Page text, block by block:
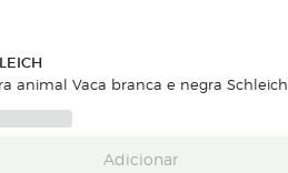
animal Vaca branca e negra Schleich
Adicionar